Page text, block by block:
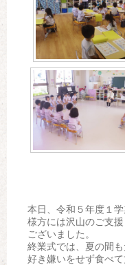
本日、令和５年度１
様方には沢山のご支
ございました。
終業式では、夏の間
好き嫌いをせず食べ